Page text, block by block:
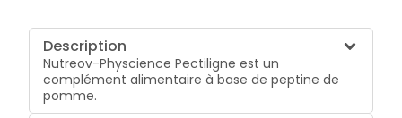
Description
Nutreov-Physcience Pectiligne est un
complément alimentaire à base de peptine de
pomme.